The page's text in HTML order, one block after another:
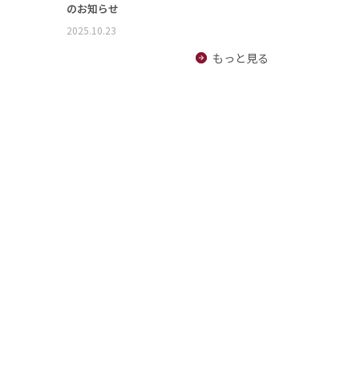
のお知らせ
2025.10.23
もっと見る